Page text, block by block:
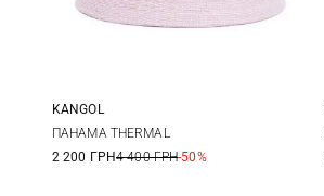
L
KANGOL
ПАНАМА THERMAL
2 200 ГРН4 400 ГРН-50%